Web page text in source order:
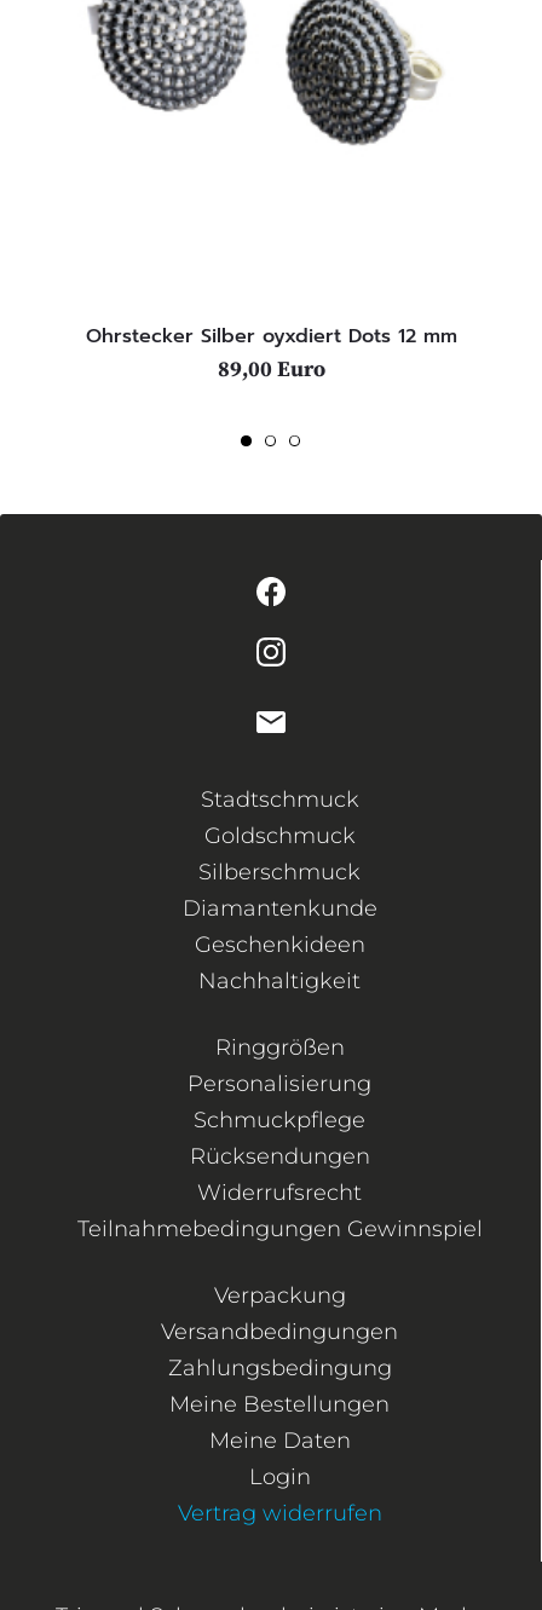
Ohrstecker Silber oyxdiert Dots 12 mm
89,00 Euro
Stadtschmuck
Goldschmuck
Silberschmuck
Diamantenkunde
Geschenkideen
Nachhaltigkeit
Ringgrößen
Personalisierung
Schmuckpflege
Rücksendungen
Widerrufsrecht
Teilnahmebedingungen Gewinnspiel
Verpackung
Versandbedingungen
Zahlungsbedingung
Meine Bestellungen
Meine Daten
Login
Vertrag widerrufen